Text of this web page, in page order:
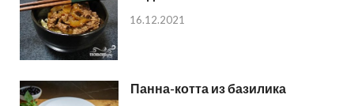
16.12.2021
Панна-котта из базилика